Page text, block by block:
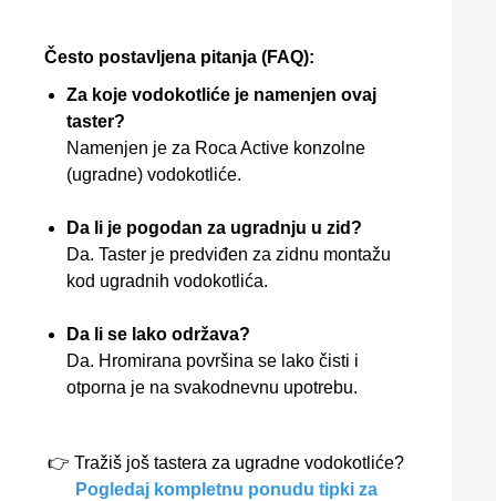
Često postavljena pitanja (FAQ):
Za koje vodokotliće je namenjen ovaj
taster?
Namenjen je za Roca Active konzolne
(ugradne) vodokotliće.
Da li je pogodan za ugradnju u zid?
Da. Taster je predviđen za zidnu montažu
kod ugradnih vodokotlića.
Da li se lako održava?
Da. Hromirana površina se lako čisti i
otporna je na svakodnevnu upotrebu.
👉 Tražiš još tastera za ugradne vodokotliće?
Pogledaj kompletnu ponudu tipki za